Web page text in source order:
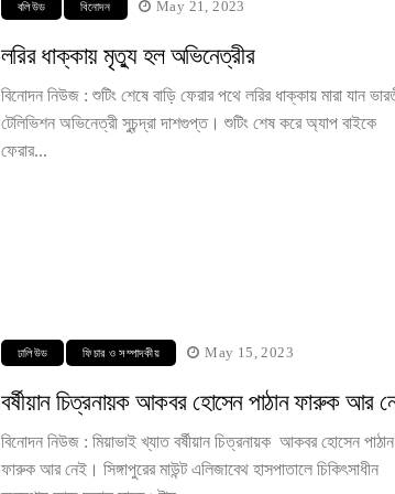
বলিউড বিনোদন May 21, 2023
লরির ধাক্কায় মৃত্যু হল অভিনেত্রীর
বিনোদন নিউজ : শুটিং শেষে বাড়ি ফেরার পথে লরির ধাক্কায় মারা যান
টেলিভিশন অভিনেত্রী সুচন্দ্রা দাশগুপ্ত। শুটিং শেষ করে অ্যাপ বাইকে
ফেরার...
ঢালিউড ফিচার ও সম্পাদকীয় May 15, 2023
বর্ষীয়ান চিত্রনায়ক আকবর হোসেন পাঠান ফারুক আর
বিনোদন নিউজ : মিয়াভাই খ্যাত বর্ষীয়ান চিত্রনায়ক আকবর হোসেন পাঠান
ফারুক আর নেই। সিঙ্গাপুরের মাউন্ট এলিজাবেথ হাসপাতালে চিকিৎসাধীন